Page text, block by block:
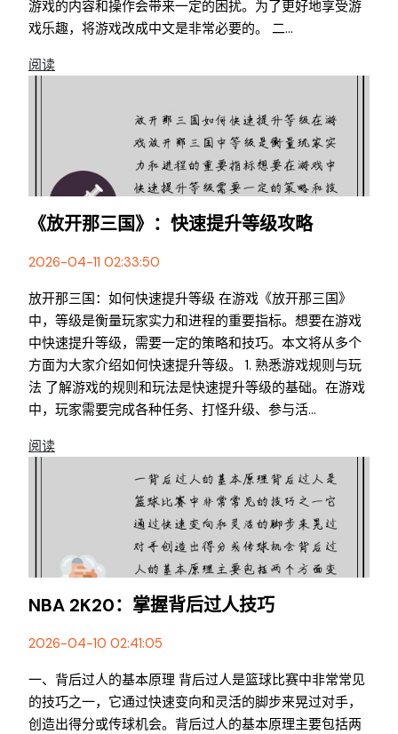
游戏的内容和操作会带来一定的困扰。为了更好地享受游
戏乐趣，将游戏改成中文是非常必要的。 二...
阅读
《放开那三国》：快速提升等级攻略
2026-04-11 02:33:50
放开那三国：如何快速提升等级 在游戏《放开那三国》
中，等级是衡量玩家实力和进程的重要指标。想要在游戏
中快速提升等级，需要一定的策略和技巧。本文将从多个
方面为大家介绍如何快速提升等级。 1. 熟悉游戏规则与玩
法 了解游戏的规则和玩法是快速提升等级的基础。在游戏
中，玩家需要完成各种任务、打怪升级、参与活...
阅读
NBA 2K20：掌握背后过人技巧
2026-04-10 02:41:05
一、背后过人的基本原理 背后过人是篮球比赛中非常常见
的技巧之一，它通过快速变向和灵活的脚步来晃过对手，
创造出得分或传球机会。背后过人的基本原理主要包括两